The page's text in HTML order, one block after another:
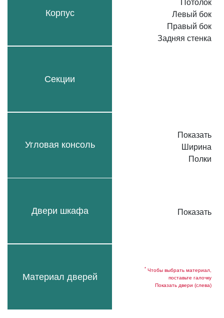
Корпус
Секции
Угловая консоль
Двери шкафа
Материал дверей
Потолок
Левый бок
Правый бок
Задняя стенка
Показать
Ширина
Полки
Показать
* Чтобы выбрать материал,
поставьте галочку
Показать двери (слева)